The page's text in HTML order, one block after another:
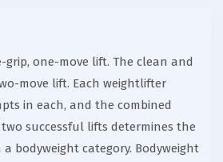
grip, one-move lift. The clean and
move lift. Each weightlifter
in each, and the combined
successful lifts determines the
bodyweight category. Bodyweight